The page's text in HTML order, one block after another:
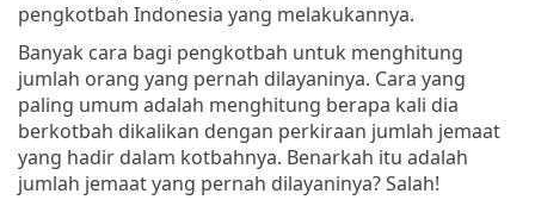
pengkotbah Indonesia yang melakukannya.
Banyak cara bagi pengkotbah untuk menghitung
jumlah orang yang pernah dilayaninya. Cara yang
paling umum adalah menghitung berapa kali dia
berkotbah dikalikan dengan perkiraan jumlah jemaat
yang hadir dalam kotbahnya. Benarkah itu adalah
jumlah jemaat yang pernah dilayaninya? Salah!